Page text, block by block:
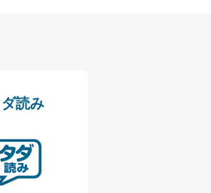
読み